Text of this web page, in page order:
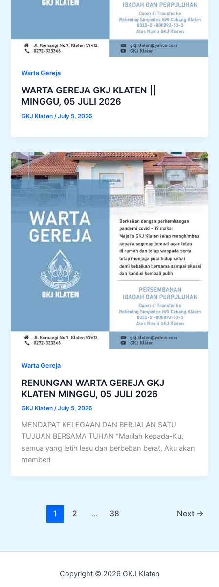
Warta Gereja
WARTA GEREJA GKJ KLATEN ||
MINGGU, 05 JULI 2026
GKJ Klaten/July 5, 2026
Warta Gereja
RENUNGAN WARTA GEREJA GKJ
KLATEN MINGGU, 05 JULI 2026
GKJ Klaten/July 5, 2026
MENDAPAT KELEGAAN DAN BERJALAN SATU
TUJUAN BERSAMA TUHAN “Marilah kepada-Ku,
semua yang letih lesu dan berbeban berat, Aku akan
memberi
1 2 … 38 Next →
Copyright © 2026 GKJ Klaten